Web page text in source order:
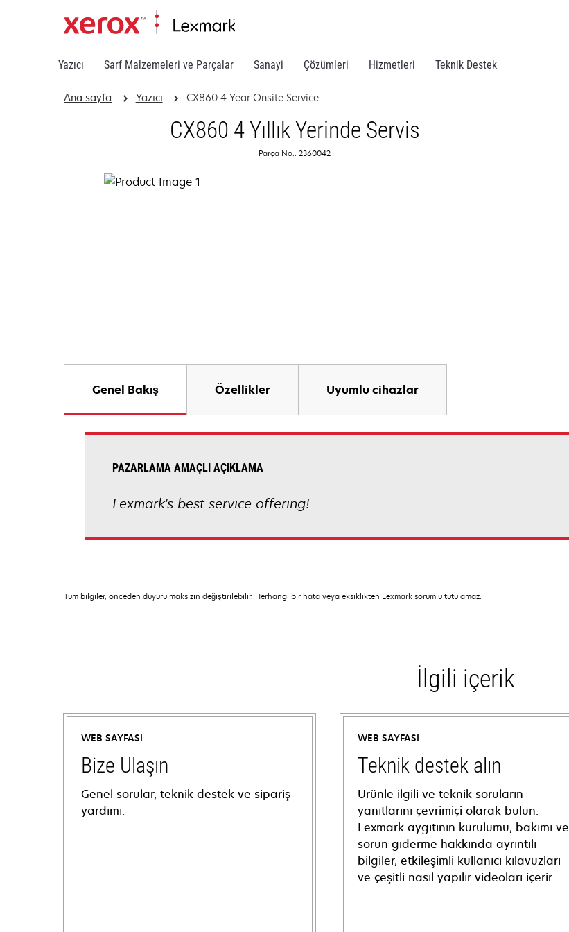
Yazıcı Sarf Malzemeleri ve Parçalar Sanayi Çözümleri Hizmetleri Teknik Destek
Ana sayfa Yazıcı CX860 4-Year Onsite Service
CX860 4 Yıllık Yerinde Servis
Parça No.: 2360042
Genel Bakış Özellikler Uyumlu cihazlar
PAZARLAMA AMAÇLI AÇIKLAMA
Lexmark's best service offering!
Tüm bilgiler, önceden duyurulmaksızın değiştirilebilir. Herhangi bir hata veya eksiklikten Lexmark sorumlu tutulamaz.
İlgili içerik
WEB SAYFASI
Bize Ulaşın
Genel sorular, teknik destek ve sipariş
yardımı.
WEB SAYFASI
Teknik destek alın
Ürünle ilgili ve teknik soruların
yanıtlarını çevrimiçi olarak bulun.
Lexmark aygıtının kurulumu, bakımı ve
sorun giderme hakkında ayrıntılı
bilgiler, etkileşimli kullanıcı kılavuzları
ve çeşitli nasıl yapılır videoları içerir.